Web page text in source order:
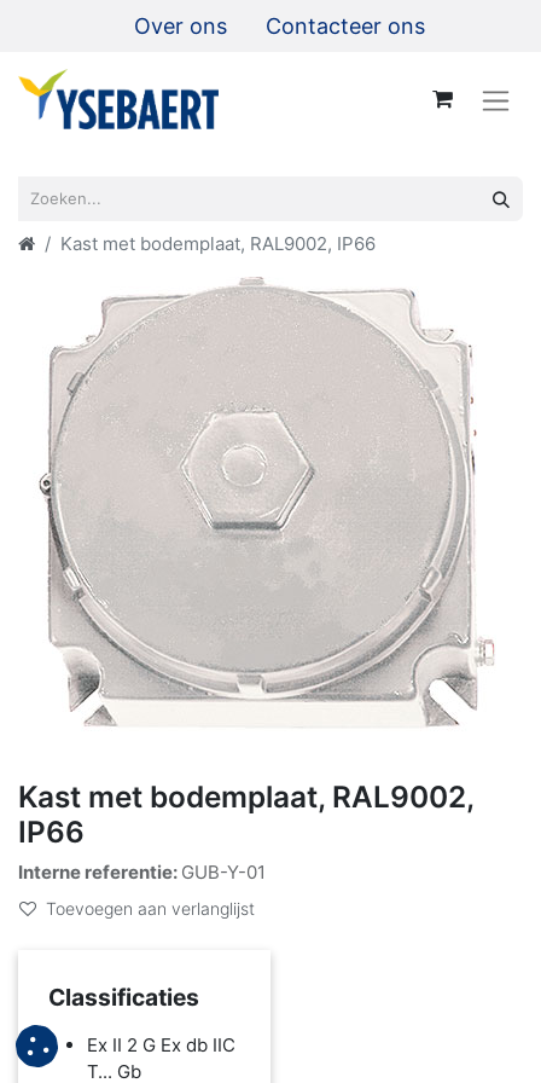
Over ons Contacteer ons
Kast met bodemplaat, RAL9002, IP66
Kast met bodemplaat, RAL9002,
IP66
Interne referentie: GUB-Y-01
Toevoegen aan verlanglijst
Classificaties
Ex II 2 G Ex db IIC
T... Gb